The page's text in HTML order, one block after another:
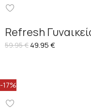
Refresh
59.95€ 49.95€
-17%